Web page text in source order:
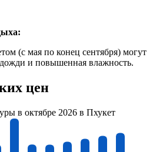
(с мая по конец сентября) могут
и повышенная влажность.
цен
в октябре 2026 в Пхукет